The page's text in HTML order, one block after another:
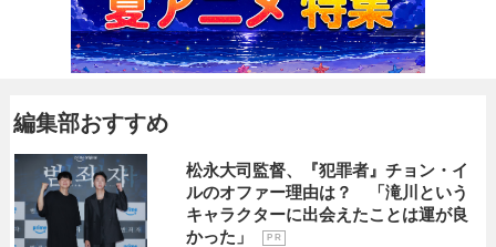
編集部おすすめ
松永大司監督、『犯罪者』チョン・イ
ルのオファー理由は？ 「滝川という
キャラクターに出会えたことは運が良
かった」
P R